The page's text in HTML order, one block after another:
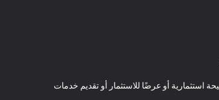
استثمارية أو عرضًا للاستثمار أو تقديم خدمات